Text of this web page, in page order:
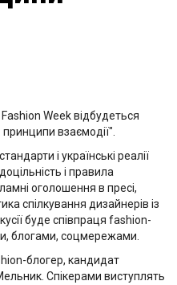
Week відбудеться
взаємодії".
і українські реалії
і правила
оголошення в пресі,
спілкування дизайнерів із
буде співпраця fashion-
блогами, соцмережами.
блогер, кандидат
Спікерами виступлять